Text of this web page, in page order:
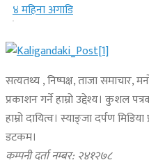
४ महिना अगाडि
सत्यतथ्य , निष्पक्ष, ताजा समाचार,
प्रकाशन गर्ने हाम्रो उद्देश्य। कुशल
हाम्रो दायित्व। स्याङ्जा दर्पण
डटकम।
कम्पनी दर्ता नम्बर: २४१२७८